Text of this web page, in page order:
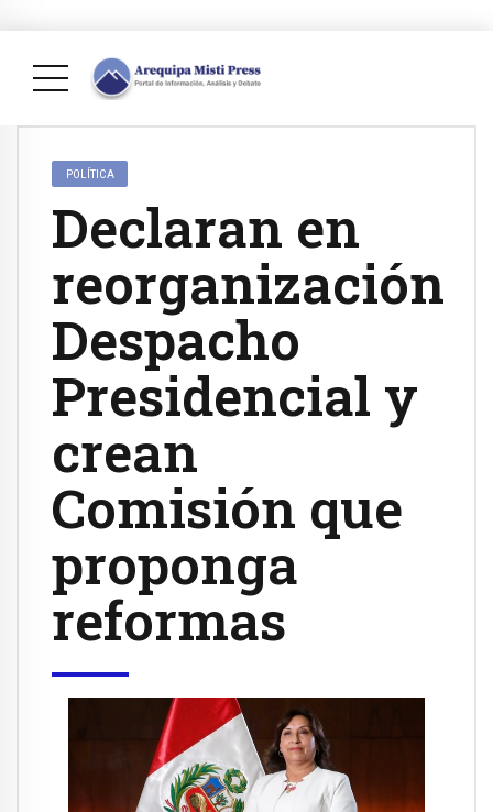
POLÍTICA
Declaran en
reorganización
Despacho
Presidencial y
crean
Comisión que
proponga
reformas